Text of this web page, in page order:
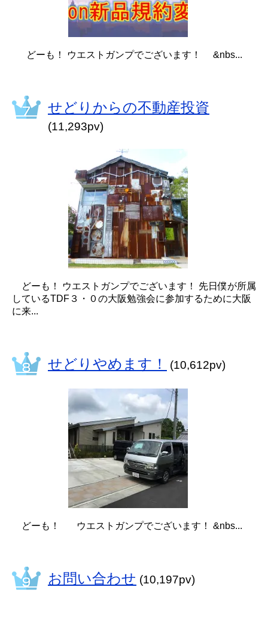
どーも！ ウエストガンプでございます！ &nbs...
せどりからの不動産投資
(11,293pv)
どーも！ ウエストガンプでございます！ 先日僕が所属
しているTDF３・０の大阪勉強会に参加するために大阪
に来...
せどりやめます！ (10,612pv)
どーも！ ウエストガンプでございます！ &nbs...
お問い合わせ (10,197pv)